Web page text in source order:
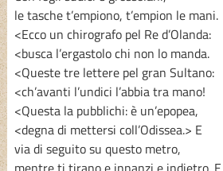
le tasche t’empiono, t’empion le mani.
<Ecco un chirografo pel Re d’Olanda:
<busca l’ergastolo chi non lo manda.
<Queste tre lettere pel gran Sultano:
<ch’avanti l’undici l’abbia tra mano!
<Questa la pubblichi: è un’epopea,
<degna di mettersi coll’Odissea.> E
via di seguito su questo metro,